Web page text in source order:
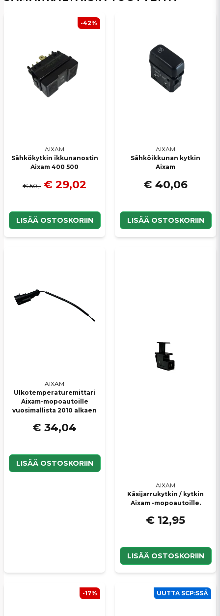
AIXAM
Sähkökytkin ikkunanostin
Aixam 400 500
€ 50,1 € 29,02
LISÄÄ OSTOSKORIIN
-42%
AIXAM
Sähköikkunan kytkin
Aixam
€ 40,06
LISÄÄ OSTOSKORIIN
AIXAM
Ulkotemperaturemittari
Aixam-mopoautoille
vuosimallista 2010 alkaen
€ 34,04
LISÄÄ OSTOSKORIIN
AIXAM
Käsijarrukytkin / kytkin
Aixam -mopoautoille.
€ 12,95
LISÄÄ OSTOSKORIIN
-17% UUTTA SCP:SSÄ